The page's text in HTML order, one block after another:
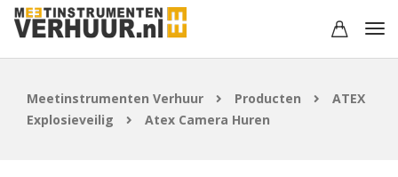
Meetinstrumenten Verhuur Producten
ATEX
Explosieveilig
Atex Camera Huren